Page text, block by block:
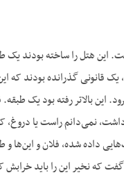
هتل را ساخته بودند یک
یک قانونی گذرانده بودند که
این بالاتر رفته بود یک طبقه.
نمی‌دانم راست یا دروغ،
داده شده، فلان و این‌ها و
که نخیر این را باید خرابش